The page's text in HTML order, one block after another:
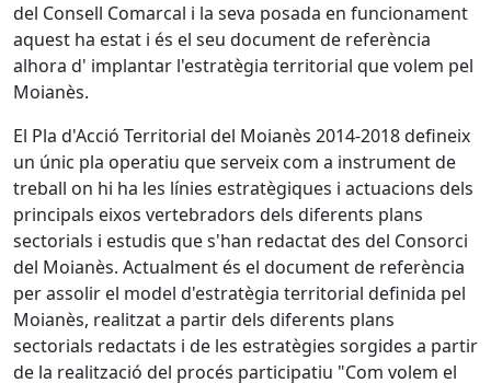
del Consell Comarcal i la seva posada en funcionament
aquest ha estat i és el seu document de referència
alhora d' implantar l'estratègia territorial que volem pel
Moianès.
El Pla d'Acció Territorial del Moianès 2014-2018 defineix
un únic pla operatiu que serveix com a instrument de
treball on hi ha les línies estratègiques i actuacions dels
principals eixos vertebradors dels diferents plans
sectorials i estudis que s'han redactat des del Consorci
del Moianès. Actualment és el document de referència
per assolir el model d'estratègia territorial definida pel
Moianès, realitzat a partir dels diferents plans
sectorials redactats i de les estratègies sorgides a partir
de la realització del procés participatiu "Com volem el